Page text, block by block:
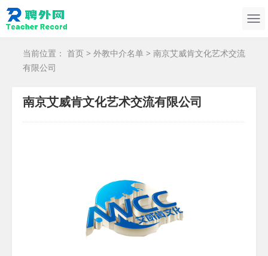
当前位置： 首页 > 外教中介名单 > 南京艾威肯文化艺术交流
有限公司
南京艾威肯文化艺术交流有限公司